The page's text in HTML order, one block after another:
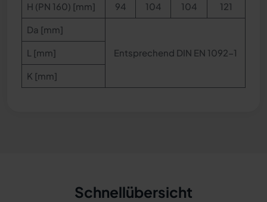
H (PN 160) [mm] 94 104 104 121
Da [mm]
Entsprechend DIN EN 1092-1
L [mm]
K [mm]
Schnellübersicht